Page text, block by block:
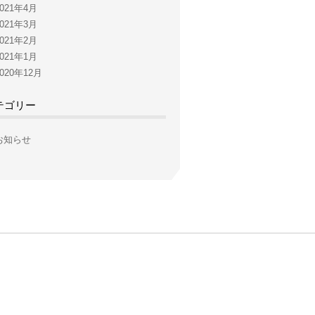
年4月
年3月
年2月
年1月
年12月
ゴリー
知らせ